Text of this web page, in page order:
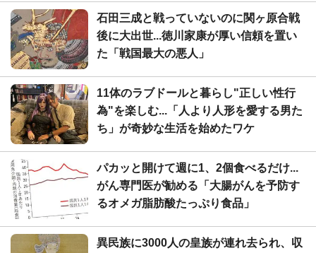
石田三成と戦っていないのに関ヶ原合戦
後に大出世...徳川家康が厚い信頼を置い
た「戦国最大の悪人」
11体のラブドールと暮らし"正しい性行
為"を楽しむ...「人より人形を愛する男た
ち」が奇妙な生活を始めたワケ
パカッと開けて週に1、2個食べるだけ...
がん専門医が勧める「大腸がんを予防す
るオメガ脂肪酸たっぷり食品」
異民族に3000人の皇族が連れ去られ、収